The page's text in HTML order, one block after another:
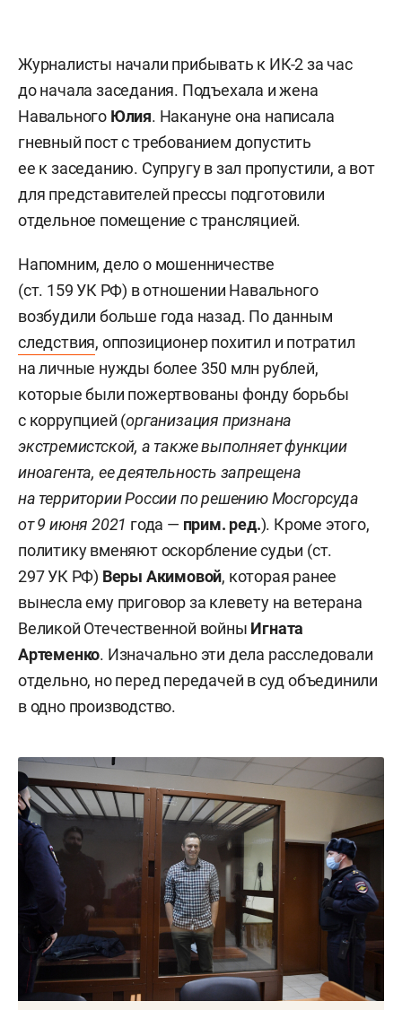
Журналисты начали прибывать к ИК-2 за час
до начала заседания. Подъехала и жена
Навального Юлия. Накануне она написала
гневный пост с требованием допустить
ее к заседанию. Супругу в зал пропустили, а вот
для представителей прессы подготовили
отдельное помещение с трансляцией.
Напомним, дело о мошенничестве
(ст. 159 УК РФ) в отношении Навального
возбудили больше года назад. По данным
следствия, оппозиционер похитил и потратил
на личные нужды более 350 млн рублей,
которые были пожертвованы фонду борьбы
с коррупцией (организация признана
экстремистской, а также выполняет функции
иноагента, ее деятельность запрещена
на территории России по решению Мосгорсуда
от 9 июня 2021 года — прим. ред.). Кроме этого,
политику вменяют оскорбление судьи (ст.
297 УК РФ) Веры Акимовой, которая ранее
вынесла ему приговор за клевету на ветерана
Великой Отечественной войны Игната
Артеменко. Изначально эти дела расследовали
отдельно, но перед передачей в суд объединили
в одно производство.